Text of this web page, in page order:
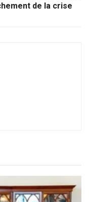
de la crise